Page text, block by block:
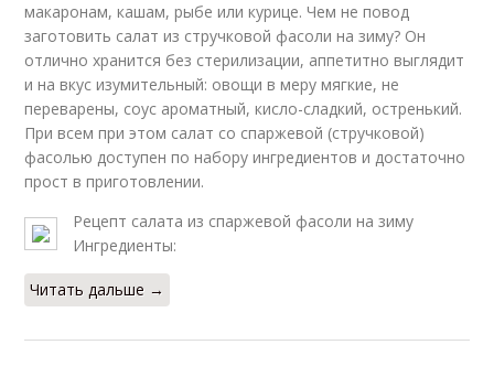
макаронам, кашам, рыбе или курице. Чем не повод
заготовить салат из стручковой фасоли на зиму? Он
отлично хранится без стерилизации, аппетитно выглядит
и на вкус изумительный: овощи в меру мягкие, не
переварены, соус ароматный, кисло-сладкий, остренький.
При всем при этом салат со спаржевой (стручковой)
фасолью доступен по набору ингредиентов и достаточно
прост в приготовлении.
Рецепт салата из спаржевой фасоли на зиму
Ингредиенты:
Читать дальше →